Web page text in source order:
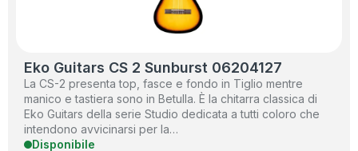
Eko Guitars CS 2 Sunburst 06204127
La CS-2 presenta top, fasce e fondo in Tiglio mentre
manico e tastiera sono in Betulla. È la chitarra classica di
Eko Guitars della serie Studio dedicata a tutti coloro che
intendono avvicinarsi per la…
Disponibile